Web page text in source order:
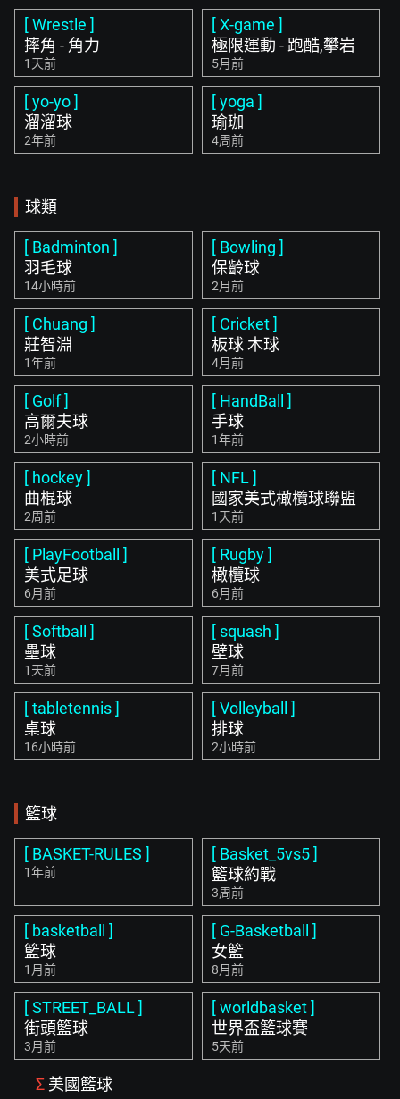
[ Wrestle ]
摔角 - 角力
1天前
[ X-game ]
極限運動 - 跑酷,攀岩
5月前
[ yo-yo ]
溜溜球
2年前
[ yoga ]
瑜珈
4周前
球類
[ Badminton ]
羽毛球
14小時前
[ Bowling ]
保齡球
2月前
[ Chuang ]
莊智淵
1年前
[ Cricket ]
板球 木球
4月前
[ Golf ]
高爾夫球
2小時前
[ HandBall ]
手球
1年前
[ hockey ]
曲棍球
2周前
[ NFL ]
國家美式橄欖球聯盟
1天前
[ PlayFootball ]
美式足球
6月前
[ Rugby ]
橄欖球
6月前
[ Softball ]
壘球
1天前
[ squash ]
壁球
7月前
[ tabletennis ]
桌球
16小時前
[ Volleyball ]
排球
2小時前
籃球
[ BASKET-RULES ]
1年前
[ Basket_5vs5 ]
籃球約戰
3周前
[ basketball ]
籃球
1月前
[ G-Basketball ]
女籃
8月前
[ STREET_BALL ]
街頭籃球
3月前
[ worldbasket ]
世界盃籃球賽
5天前
Σ 美國籃球